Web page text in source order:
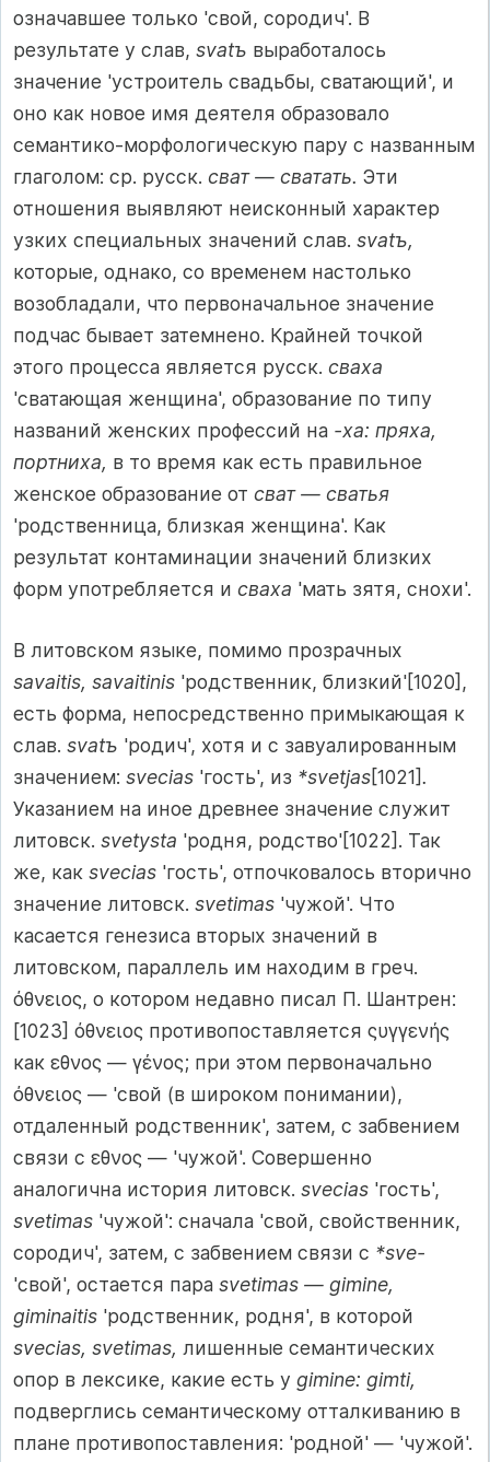
означавшее только 'свой, сородич'. В
результате у слав, svatъ выработалось
значение 'устроитель свадьбы, сватающий', и
оно как новое имя деятеля образовало
семантико-морфологическую пару с названным
глаголом: ср. русск. сват — сватать. Эти
отношения выявляют неисконный характер
узких специальных значений слав. svatъ,
которые, однако, со временем настолько
возобладали, что первоначальное значение
подчас бывает затемнено. Крайней точкой
этого процесса является русск. сваха
'сватающая женщина', образование по типу
названий женских профессий на -ха: пряха,
портниха, в то время как есть правильное
женское образование от сват — сватья
'родственница, близкая женщина'. Как
результат контаминации значений близких
форм употребляется и сваха 'мать зятя, снохи'.
В литовском языке, помимо прозрачных
savaitis, savaitinis 'родственник, близкий'[1020],
есть форма, непосредственно примыкающая к
слав. svatъ 'родич', хотя и с завуалированным
значением: svecias 'гость', из *svetjas[1021].
Указанием на иное древнее значение служит
литовск. svetysta 'родня, родство'[1022]. Так
же, как svecias 'гость', отпочковалось вторично
значение литовск. svetimas 'чужой'. Что
касается генезиса вторых значений в
литовском, параллель им находим в греч.
όθνειος, о котором недавно писал П. Шантрен:
[1023] όθνειος противопоставляется ςυγγενής
как εθνος — γένος; при этом первоначально
όθνειος — 'свой (в широком понимании),
отдаленный родственник', затем, с забвением
связи с εθνος — 'чужой'. Совершенно
аналогична история литовск. svecias 'гость',
svetimas 'чужой': сначала 'свой, свойственник,
сородич', затем, с забвением связи с *sve-
'свой', остается пара svetimas — gimine,
giminaitis 'родственник, родня', в которой
svecias, svetimas, лишенные семантических
опор в лексике, какие есть у gimine: gimti,
подверглись семантическому отталкиванию в
плане противопоставления: 'родной' — 'чужой'.